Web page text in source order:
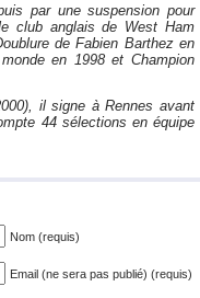
par une suspension pour
club anglais de West Ham
de Fabien Barthez en
en 1998 et Champion
il signe à Rennes avant
44 sélections en équipe
Nom (requis)
Email (ne sera pas publié) (requis)